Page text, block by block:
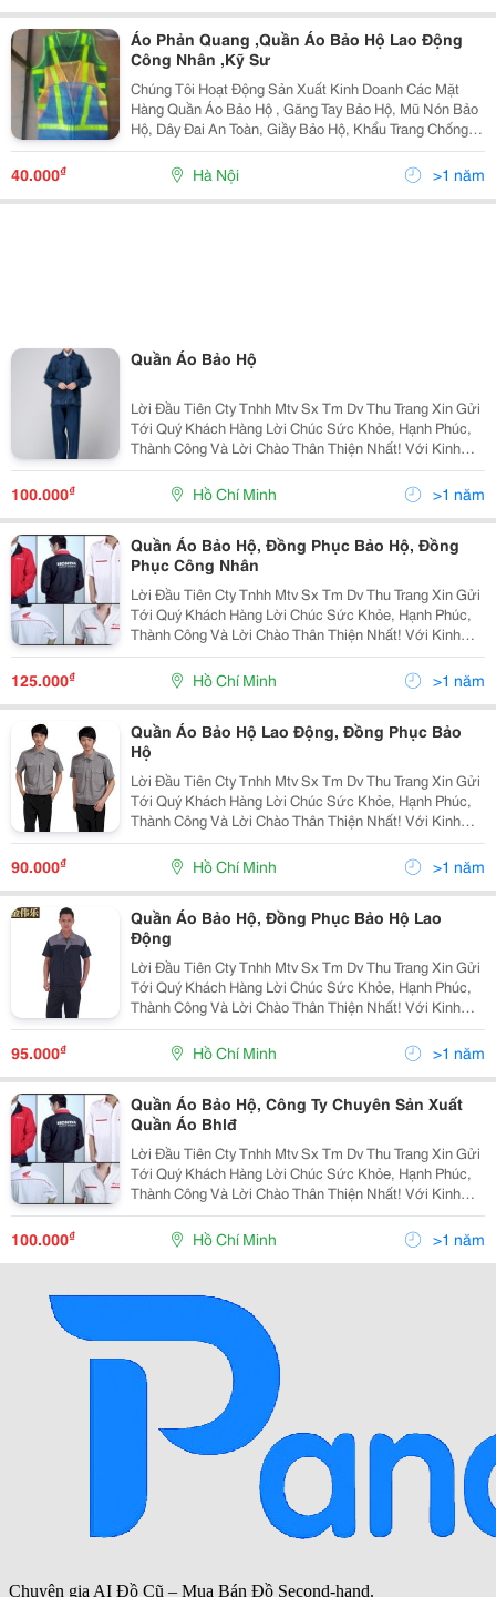
Áo Phản Quang ,Quần Áo Bảo Hộ Lao Động
Công Nhân ,Kỹ Sư
Chúng Tôi Hoạt Động Sản Xuất Kinh Doanh Các Mặt
Hàng Quần Áo Bảo Hộ , Găng Tay Bảo Hộ, Mũ Nón Bảo
Hộ, Dây Đai An Toàn, Giầy Bảo Hộ, Khẩu Trang Chống
Bụi, Phòng Độc&Hellip;Và Rất Rất Nhiều Các Mặt Hàng
Khác Phục Vụ Cho Các Nghành Nghề Xây Dựng, Luyện
40.000₫ Hà Nội >1 năm
Quần Áo Bảo Hộ
Lời Đầu Tiên Cty Tnhh Mtv Sx Tm Dv Thu Trang Xin Gửi
Tới Quý Khách Hàng Lời Chúc Sức Khỏe, Hạnh Phúc,
Thành Công Và Lời Chào Thân Thiện Nhất! Với Kinh
Nhiệm Nhiều Năm Làm Trong Ngành May.chúng Tôi
Muốn Mang Đến Cho Quý Khách Với Mức Giá Cạnh
100.000₫ Hồ Chí Minh >1 năm
Quần Áo Bảo Hộ, Đồng Phục Bảo Hộ, Đồng
Phục Công Nhân
Lời Đầu Tiên Cty Tnhh Mtv Sx Tm Dv Thu Trang Xin Gửi
Tới Quý Khách Hàng Lời Chúc Sức Khỏe, Hạnh Phúc,
Thành Công Và Lời Chào Thân Thiện Nhất! Với Kinh
Nhiệm Nhiều Năm Làm Trong Ngành May.chúng Tôi
Muốn Mang Đến Cho Quý Khách Với Mức Giá Cạnh
125.000₫ Hồ Chí Minh >1 năm
Quần Áo Bảo Hộ Lao Động, Đồng Phục Bảo
Hộ
Lời Đầu Tiên Cty Tnhh Mtv Sx Tm Dv Thu Trang Xin Gửi
Tới Quý Khách Hàng Lời Chúc Sức Khỏe, Hạnh Phúc,
Thành Công Và Lời Chào Thân Thiện Nhất! Với Kinh
Nhiệm Nhiều Năm Làm Trong Ngành May.chúng Tôi
Muốn Mang Đến Cho Quý Khách Với Mức Giá Cạnh
90.000₫ Hồ Chí Minh >1 năm
Quần Áo Bảo Hộ, Đồng Phục Bảo Hộ Lao
Động
Lời Đầu Tiên Cty Tnhh Mtv Sx Tm Dv Thu Trang Xin Gửi
Tới Quý Khách Hàng Lời Chúc Sức Khỏe, Hạnh Phúc,
Thành Công Và Lời Chào Thân Thiện Nhất! Với Kinh
Nhiệm Nhiều Năm Làm Trong Ngành May.chúng Tôi
Muốn Mang Đến Cho Quý Khách Với Mức Giá Cạnh
95.000₫ Hồ Chí Minh >1 năm
Quần Áo Bảo Hộ, Công Ty Chuyên Sản Xuất
Quần Áo Bhlđ
Lời Đầu Tiên Cty Tnhh Mtv Sx Tm Dv Thu Trang Xin Gửi
Tới Quý Khách Hàng Lời Chúc Sức Khỏe, Hạnh Phúc,
Thành Công Và Lời Chào Thân Thiện Nhất! Với Kinh
Nhiệm Nhiều Năm Làm Trong Ngành May.chúng Tôi
Muốn Mang Đến Cho Quý Khách Với Mức Giá Cạnh
100.000₫ Hồ Chí Minh >1 năm